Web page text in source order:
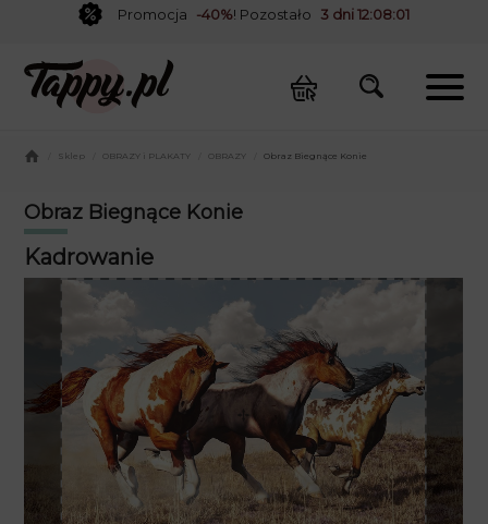
Promocja -40%! Pozostało 3 dni 12:08:00
Sklep OBRAZY i PLAKATY OBRAZY Obraz Biegnące Konie
Obraz Biegnące Konie
Kadrowanie